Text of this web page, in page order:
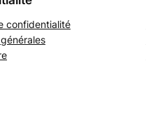
confidentialité